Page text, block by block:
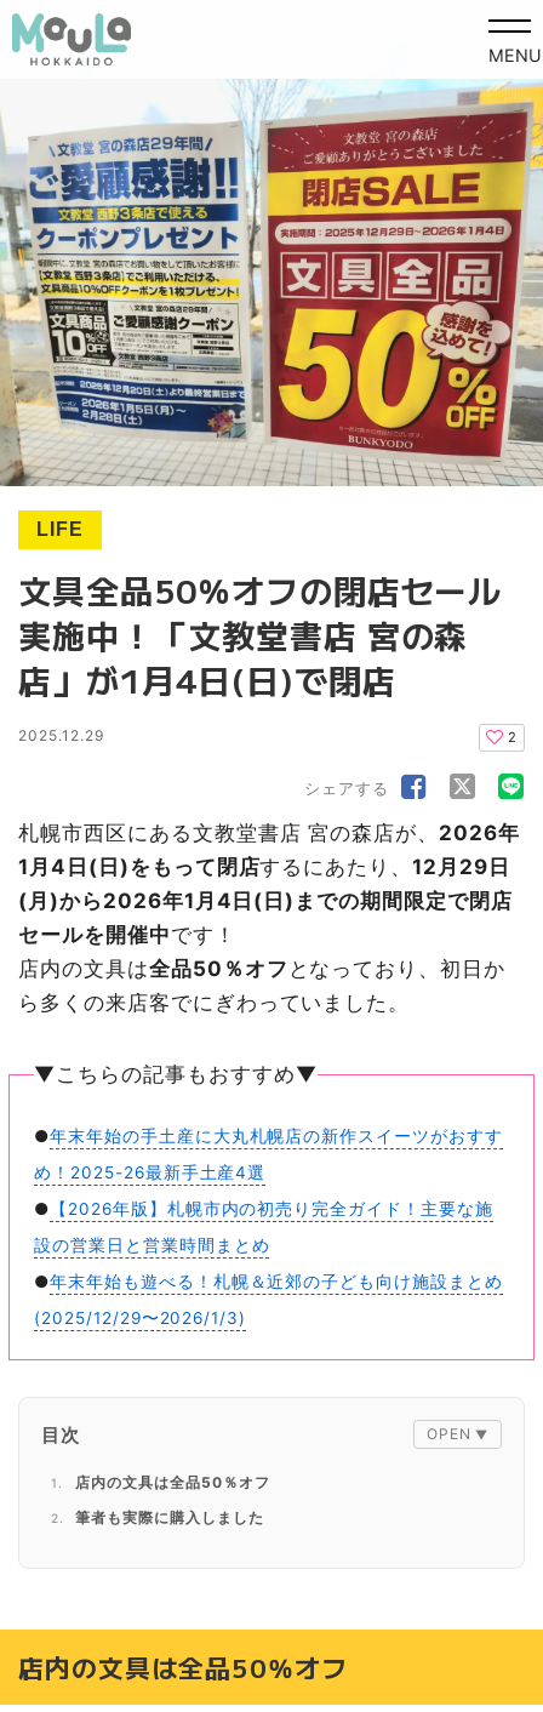
MENU
LIFE
文具全品50％オフの閉店セール
実施中！「文教堂書店 宮の森
店」が1月4日(日)で閉店
2025.12.29 2
シェアする
札幌市西区にある文教堂書店 宮の森店が、 2026年
1月4日(日)をもって閉店するにあたり、12月29日
(月)から2026年1月4日(日)までの期間限定で閉店
セールを開催中です！
店内の文具は全品50％オフ となっており、初日か
ら多くの来店客でにぎわっていました。
▼こちらの記事もおすすめ▼
●年末年始の手土産に大丸札幌店の新作スイーツがおすす
め！2025-26最新手土産4選
● 【2026年版】札幌市内の初売り完全ガイド！主要な施
設の営業日と営業時間まとめ
●年末年始も遊べる！札幌＆近郊の子ども向け施設まとめ
(2025/12/29〜2026/1/3)
目次
店内の文具は全品50％オフ
筆者も実際に購入しました
店内の文具は全品50％オフ